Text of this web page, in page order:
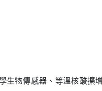
生物傳感器、等溫核酸擴